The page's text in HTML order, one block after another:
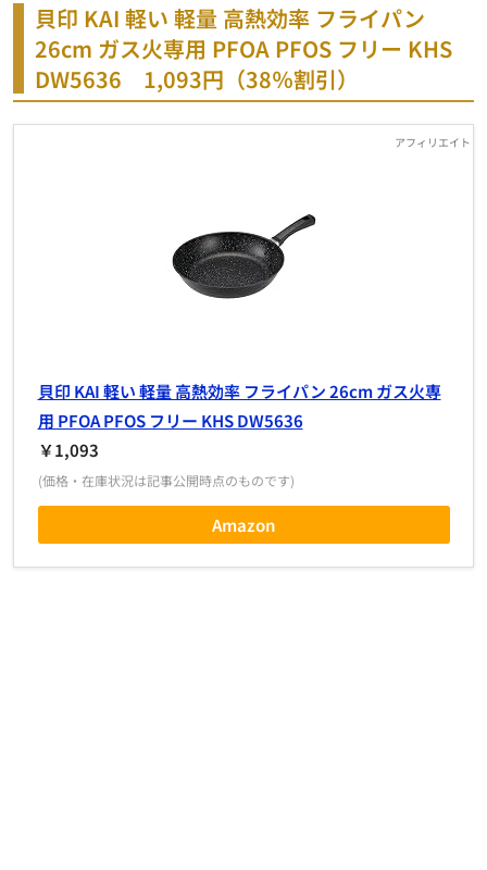
貝印 KAI 軽い 軽量 高熱効率 フライパン
26cm ガス火専用 PFOA PFOS フリー KHS
DW5636 1,093円（38％割引）
貝印 KAI 軽い 軽量 高熱効率 フライパン 26cm ガス火専
用 PFOA PFOS フリー KHS DW5636
￥1,093
(価格・在庫状況は記事公開時点のものです)
Amazon